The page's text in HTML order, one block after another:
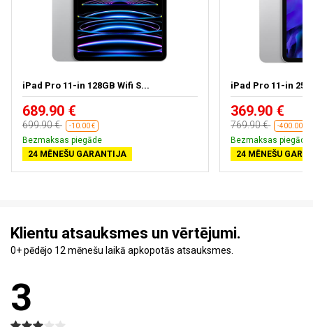
iPad Pro 11-in 128GB Wifi S...
689.90 €
699.90 € -10.00 €
Bezmaksas piegāde
24 MĒNEŠU GARANTIJA
iPad Pro 11-in
369.90 €
769.90 € -400.00 €
Bezmaksas piegāde
24 MĒNEŠU
Klientu atsauksmes un vērtējumi.
0+ pēdējo 12 mēnešu laikā apkopotās atsauksmes.
3